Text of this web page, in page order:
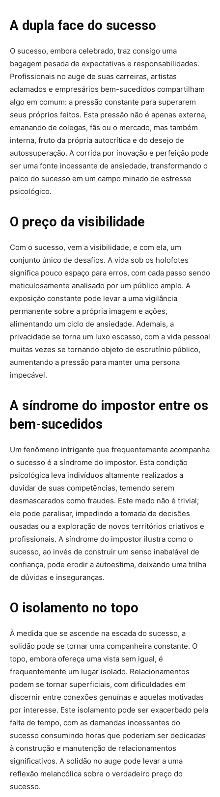
A dupla face do sucesso
O sucesso, embora celebrado, traz consigo uma
bagagem pesada de expectativas e responsabilidades.
Profissionais no auge de suas carreiras, artistas
aclamados e empresários bem-sucedidos compartilham
algo em comum: a pressão constante para superarem
seus próprios feitos. Esta pressão não é apenas externa,
emanando de colegas, fãs ou o mercado, mas também
interna, fruto da própria autocrítica e do desejo de
autossuperação. A corrida por inovação e perfeição pode
ser uma fonte incessante de ansiedade, transformando o
palco do sucesso em um campo minado de estresse
psicológico.
O preço da visibilidade
Com o sucesso, vem a visibilidade, e com ela, um
conjunto único de desafios. A vida sob os holofotes
significa pouco espaço para erros, com cada passo sendo
meticulosamente analisado por um público amplo. A
exposição constante pode levar a uma vigilância
permanente sobre a própria imagem e ações,
alimentando um ciclo de ansiedade. Ademais, a
privacidade se torna um luxo escasso, com a vida pessoal
muitas vezes se tornando objeto de escrutínio público,
aumentando a pressão para manter uma persona
impecável.
A síndrome do impostor entre os
bem-sucedidos
Um fenômeno intrigante que frequentemente acompanha
o sucesso é a síndrome do impostor. Esta condição
psicológica leva indivíduos altamente realizados a
duvidar de suas competências, temendo serem
desmascarados como fraudes. Este medo não é trivial;
ele pode paralisar, impedindo a tomada de decisões
ousadas ou a exploração de novos territórios criativos e
profissionais. A síndrome do impostor ilustra como o
sucesso, ao invés de construir um senso inabalável de
confiança, pode erodir a autoestima, deixando uma trilha
de dúvidas e inseguranças.
O isolamento no topo
À medida que se ascende na escada do sucesso, a
solidão pode se tornar uma companheira constante. O
topo, embora ofereça uma vista sem igual, é
frequentemente um lugar isolado. Relacionamentos
podem se tornar superficiais, com dificuldades em
discernir entre conexões genuínas e aquelas motivadas
por interesse. Este isolamento pode ser exacerbado pela
falta de tempo, com as demandas incessantes do
sucesso consumindo horas que poderiam ser dedicadas
à construção e manutenção de relacionamentos
significativos. A solidão no auge pode levar a uma
reflexão melancólica sobre o verdadeiro preço do
sucesso.